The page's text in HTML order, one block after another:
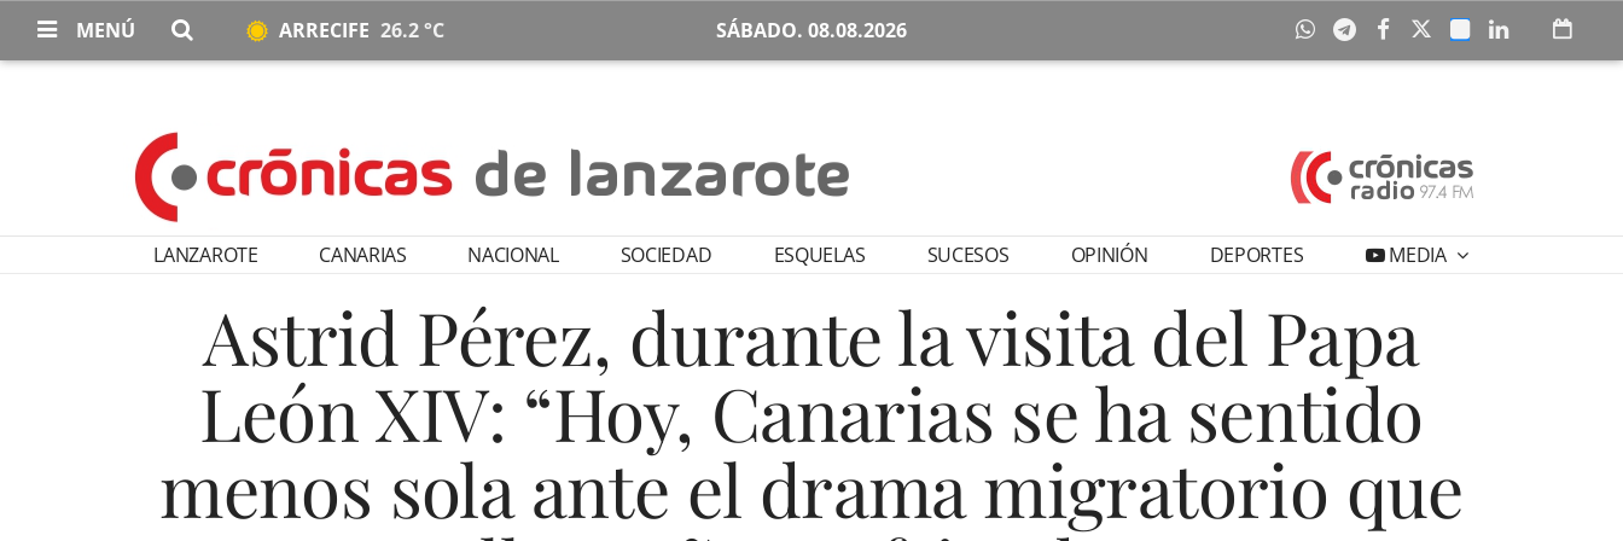
MENÚ ARRECIFE 26.2 °C SÁBADO. 08.08.2026
LANZAROTE CANARIAS NACIONAL SOCIEDAD ESQUELAS SUCESOS OPINIÓN DEPORTES MEDIA
Astrid Pérez, durante la visita del Papa
León XIV: “Hoy, Canarias se ha sentido
menos sola ante el drama migratorio que